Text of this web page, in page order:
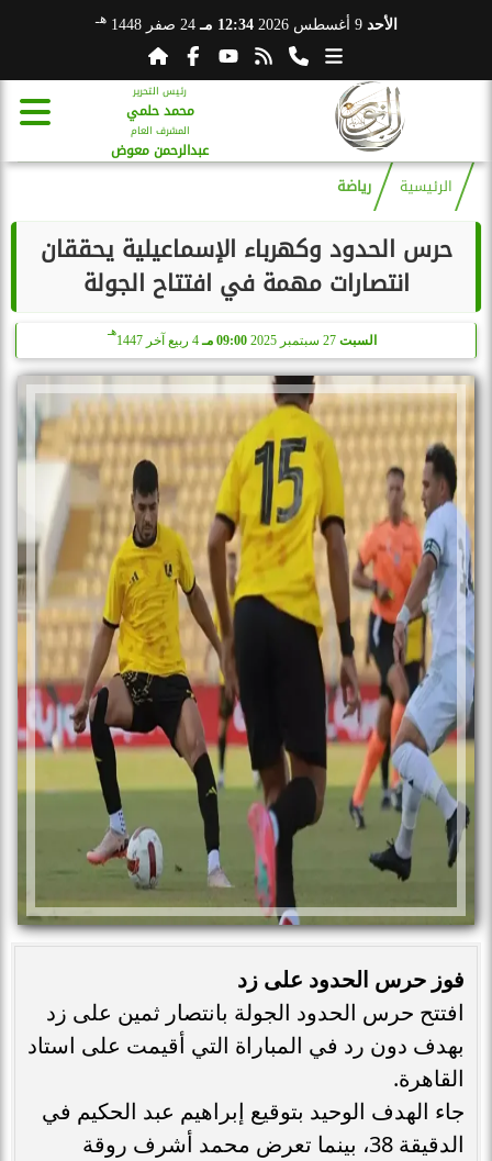
الأحد 9 أغسطس 2026 12:34 مـ 24 صفر 1448 هـ
رئيس التحرير
محمد حلمي
المشرف العام
عبدالرحمن معوض
الرئيسية رياضة
حرس الحدود وكهرباء الإسماعيلية يحققان
انتصارات مهمة في افتتاح الجولة
السبت 27 سبتمبر 2025 09:00 مـ 4 ربيع آخر 1447
هـ
فوز حرس الحدود على زد
افتتح حرس الحدود الجولة بانتصار ثمين على زد
بهدف دون رد في المباراة التي أقيمت على استاد
القاهرة.
جاء الهدف الوحيد بتوقيع إبراهيم عبد الحكيم في
الدقيقة 38، بينما تعرض محمد أشرف روقة